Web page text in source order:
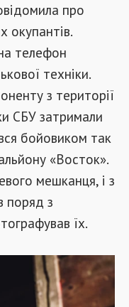
про
окупантів.
телефон
техніки.
з території
СБУ затримали
бойовиком так
«Восток».
мешканця, і з
поряд з
їх.